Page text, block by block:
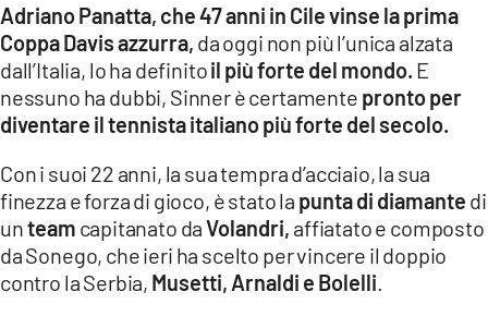
LACAPITALENEWS.IT
App
APPLE
Adriano Panatta, che 47 anni in Cile vinse la prima
Coppa Davis azzurra, da oggi non più l’unica alzata
dall’Italia, lo ha definitoil più forte del mondo. E
nessuno ha dubbi, Sinner è certamente pronto per
diventare il tennista italiano più forte del secolo.
Con i suoi 22 anni, la sua tempra d’acciaio, la sua
finezza e forza di gioco, è stato la punta di diamante di
unteam capitanato daVolandri, affiatato e composto
da Sonego, che ieri ha scelto per vincere il doppio
contro la Serbia, Musetti, Arnaldi e Bolelli.